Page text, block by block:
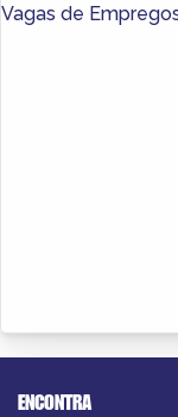
Vagas de
ENCONTRA